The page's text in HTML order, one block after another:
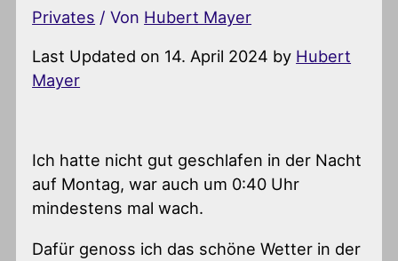
Privates / Von Hubert Mayer
Last Updated on 14. April 2024 by Hubert
Mayer
Ich hatte nicht gut geschlafen in der Nacht
auf Montag, war auch um 0:40 Uhr
mindestens mal wach.
Dafür genoss ich das schöne Wetter in der